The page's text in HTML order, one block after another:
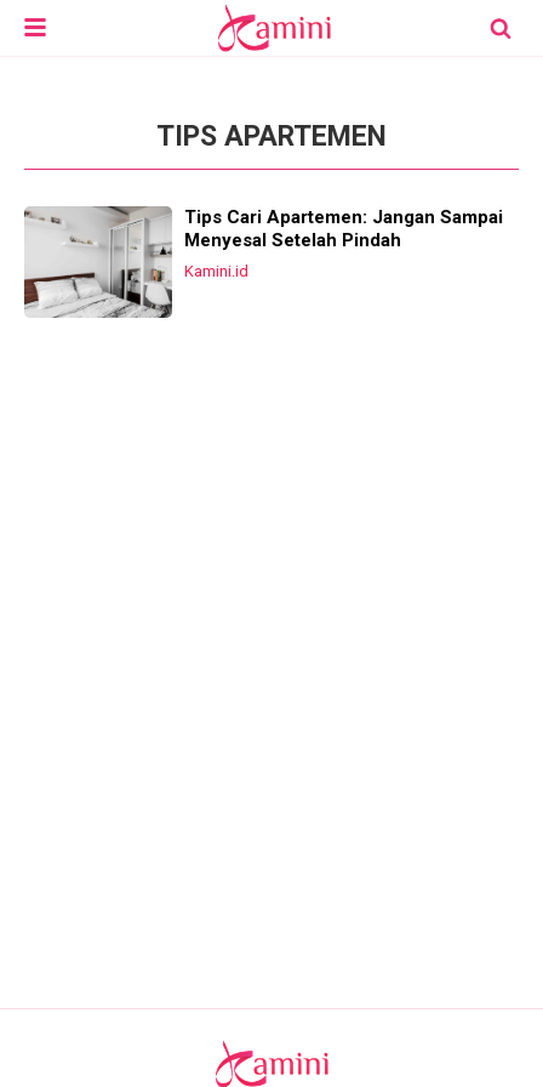
TIPS APARTEMEN
Tips Cari Apartemen: Jangan Sampai
Menyesal Setelah Pindah
Kamini.id